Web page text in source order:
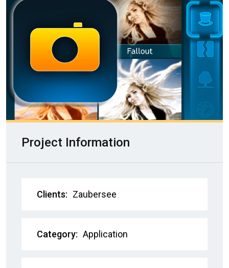
Project Information
Clients: Zaubersee
Category: Application